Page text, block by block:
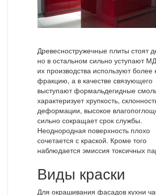
Древесностружечные плиты стоят
но в остальном сильно уступают
их производства используют более
фракцию, а в качестве связующего
выступают формальдегидные
характеризует хрупкость,
деформации, высокое
сильно сокращает срок службы.
Неоднородная поверхность плохо
сочетается с краской. Кроме того
наблюдается эмиссия токсичных
Виды краски
Для окрашивания фасадов кухни